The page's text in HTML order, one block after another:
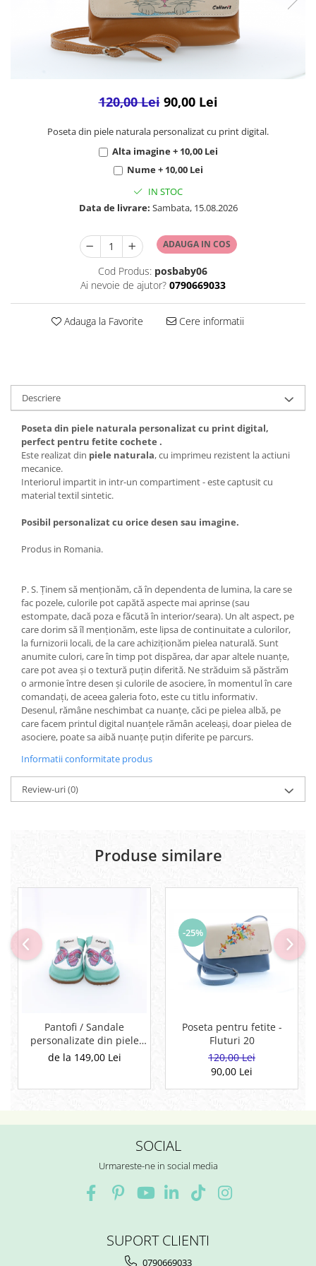
120,00 Lei 90,00 Lei
Poseta din piele naturala personalizat cu print digital.
Alta imagine + 10,00 Lei
Nume + 10,00 Lei
IN STOC
Data de livrare: Sambata, 15.08.2026
ADAUGA IN COS
Cod Produs: posbaby06
Ai nevoie de ajutor? 0790669033
Adauga la Favorite Cere informatii
Descriere
Poseta din piele naturala personalizat cu print digital,
perfect pentru fetite cochete .
Este realizat din piele naturala, cu imprimeu rezistent la actiuni
mecanice.
Interiorul impartit in intr-un compartiment - este captusit cu
material textil sintetic.
Posibil personalizat cu orice desen sau imagine.
Produs in Romania.
P. S. Ținem să menționăm, că în dependenta de lumina, la care se
fac pozele, culorile pot capătă aspecte mai aprinse (sau
estompate, dacă poza e făcută în interior/seara). Un alt aspect, pe
care dorim să îl menționăm, este lipsa de continuitate a culorilor,
la furnizorii locali, de la care achiziționăm pielea naturală. Sunt
anumite culori, care în timp pot dispărea, dar apar altele nuanțe,
care pot avea și o textură puțin diferită. Ne străduim să păstrăm
o armonie între desen și culorile de asociere, în momentul în care
comandați, de aceea galeria foto, este cu titlu informativ.
Desenul, rămâne neschimbat ca nuanțe, căci pe pielea albă, pe
care facem printul digital nuanțele rămân aceleași, doar pielea de
asociere, poate sa aibă nuanțe puțin diferite pe parcurs.
Informatii conformitate produs
Review-uri(0)
Produse similare
Pantofi / Sandale
personalizate din piele
naturala cu print digital -
de la 149,00 Lei
-25%
Poseta pentru fetite -
Fluturi 20
120,00 Lei
90,00 Lei
SOCIAL
Urmareste-ne in social media
SUPORT CLIENTI
0790669033